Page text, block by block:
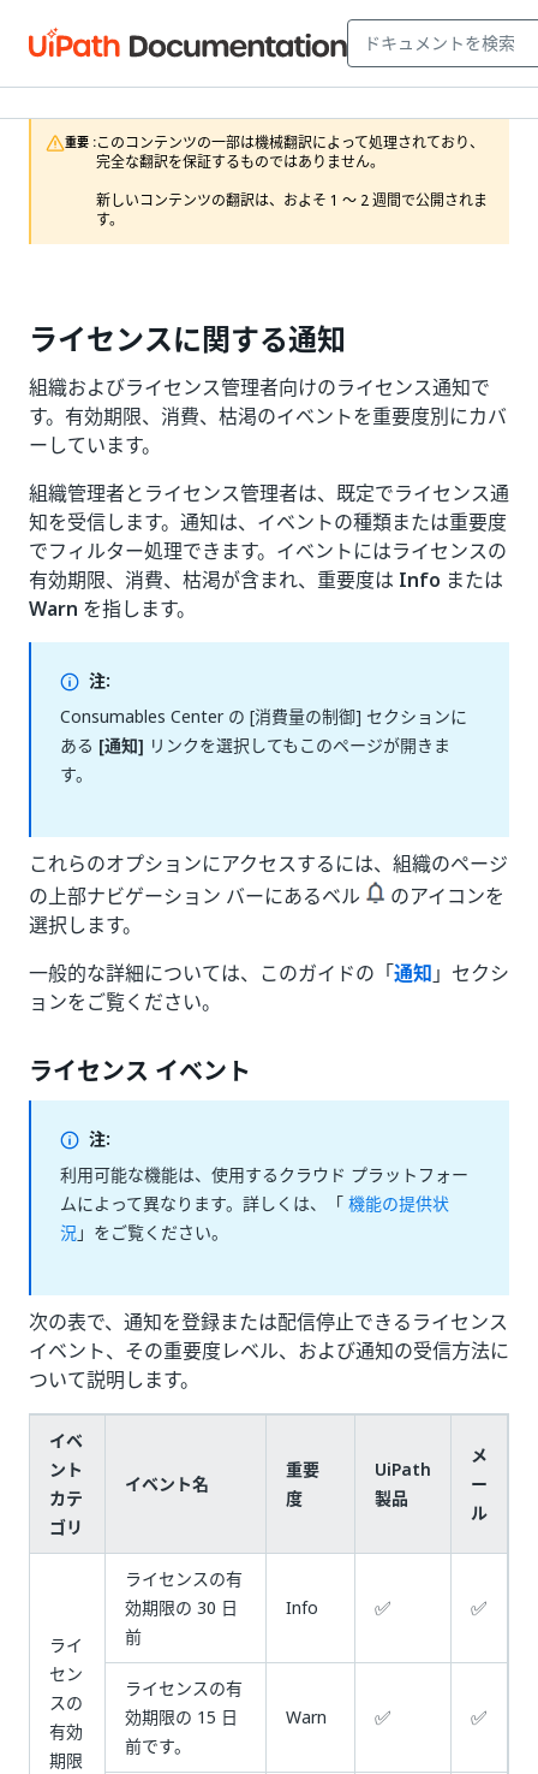
重要 :このコンテンツの一部は機械翻訳によって処理されており、
完全な翻訳を保証するものではありません。
新しいコンテンツの翻訳は、およそ 1 ～ 2 週間で公開されま
す。
ライセンスに関する通知
組織およびライセンス管理者向けのライセンス通知で
す。有効期限、消費、枯渇のイベントを重要度別にカバ
ーしています。
組織管理者とライセンス管理者は、既定でライセンス通
知を受信します。通知は、イベントの種類または重要度
でフィルター処理できます。イベントにはライセンスの
有効期限、消費、枯渇が含まれ、重要度は Info または
Warn を指します。
注:
Consumables Center の [消費量の制御] セクションに
ある [通知] リンクを選択してもこのページが開きま
す。
これらのオプションにアクセスするには、組織のページ
の上部ナビゲーション バーにあるベル
のアイコンを
選択します。
一般的な詳細については、このガイドの「通知 」セクシ
ョンをご覧ください。
ライセンス イベント
注:
利用可能な機能は、使用するクラウド プラットフォー
ムによって異なります。詳しくは、「機能の提供状
況」をご覧ください。
次の表で、通知を登録または配信停止できるライセンス
イベント、その重要度レベル、および通知の受信方法に
ついて説明します。
イベ
ント
カテ
ゴリ
イベント名
重要
度
UiPath
製品
メ
ー
ル
ライ
セン
スの
有効
期限
ライセンスの有
効期限の 30 日
前
Info ✅ ✅
ライセンスの有
効期限の 15 日
前です。
Warn ✅ ✅